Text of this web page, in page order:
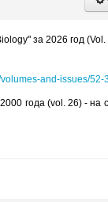
за 2026 год (Vol.
and-issues/52-
года (vol. 26) - на